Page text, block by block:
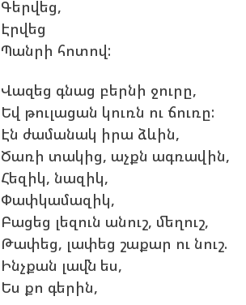
Գերվեց,
Էրվեց
Պանրի հոտով:
Վազեց գնաց բերնի ջուրը,
Եվ թուլացան կուռն ու ճուռը:
Էն ժամանակ իրա ձևին,
Ծառի տակից, աչքն ագռավին,
Հեզիկ, նազիկ,
Փափկամազիկ,
Բացեց լեզուն անուշ, մեղուշ,
Թափեց, լափեց շաքար ու նուշ.
Ինչքան լավն ես,
Ես քո գերին,